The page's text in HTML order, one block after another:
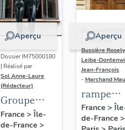
Aperçu
Dossier IM75000180
| Réalisé par
Sol Anne-Laure
(Rédacteur)
Groupe
sculpté :
Les
France > Île-
de-France >
Aperçu
Dossier
| Réalisé par
Bussière
Leiba-
Jean-François
- Marchand
rampe
d'appui,
escalier
France >
de-France >